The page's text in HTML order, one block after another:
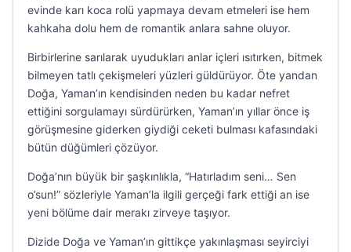
evinde karı koca rolü yapmaya devam etmeleri ise hem
kahkaha dolu hem de romantik anlara sahne oluyor.
Birbirlerine sarılarak uyudukları anlar içleri ısıtırken, bitmek
bilmeyen tatlı çekişmeleri yüzleri güldürüyor. Öte yandan
Doğa, Yaman’ın kendisinden neden bu kadar nefret
ettiğini sorgulamayı sürdürürken, Yaman’ın yıllar önce iş
görüşmesine giderken giydiği ceketi bulması kafasındaki
bütün düğümleri çözüyor.
Doğa’nın büyük bir şaşkınlıkla, “Hatırladım seni… Sen
o’sun!” sözleriyle Yaman’la ilgili gerçeği fark ettiği an ise
yeni bölüme dair merakı zirveye taşıyor.
Dizide Doğa ve Yaman’ın gittikçe yakınlaşması seyirciyi